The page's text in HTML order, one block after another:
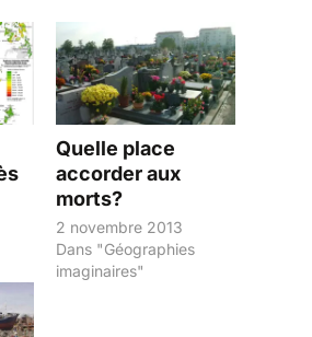
Quelle place
accorder aux
morts?
2 novembre 2013
Dans "Géographies
imaginaires"